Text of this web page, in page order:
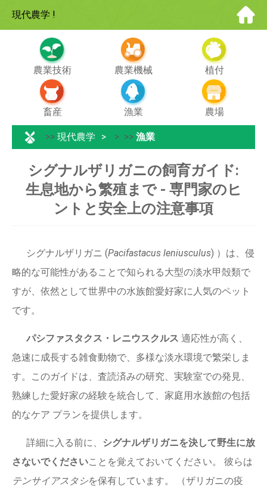
現代農学 !
農業技術 農業機械 植付
畜産 漁業 農場
>> 現代農学 > >> 漁業
シグナルザリガニの飼育ガイド:
生息地から繁殖まで - 専門家のヒ
ントと安全上の注意事項
シグナルザリガニ (Pacifastacus leniusculus) ）は、侵
略的な可能性があることで知られる大型の淡水甲殻類で
すが、依然として世界中の水族館愛好家に人気のペット
です。
パシファスタクス・レニウスクルス 適応性が高く、
急速に成長する雑食動物で、多様な淡水環境で繁栄しま
す。このガイドは、査読済みの研究、実験室での発見、
熟練した愛好家の経験を統合して、家庭用水族館の包括
的なケア プランを提供します。
詳細に入る前に、
シグナルザリガニを決して野生に放
さないでくださいことを覚えておいてください。 彼らは
テンサイアスタシを保有しています。 （ザリガニの疫